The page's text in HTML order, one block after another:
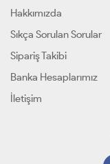
Hakkımızda
Sıkça Sorulan Sorular
Sipariş Takibi
Banka Hesaplarımız
İletişim